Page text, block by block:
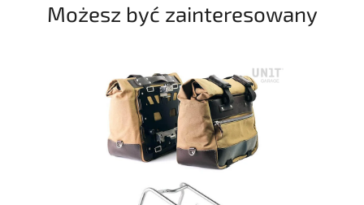
Możesz być zainteresowany